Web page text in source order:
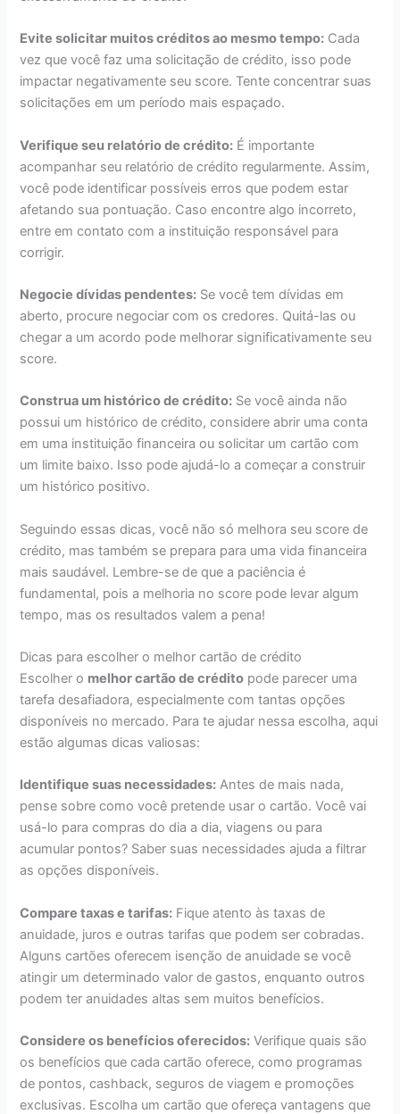
Evite solicitar muitos créditos ao mesmo tempo: Cada
vez que você faz uma solicitação de crédito, isso pode
impactar negativamente seu score. Tente concentrar suas
solicitações em um período mais espaçado.
Verifique seu relatório de crédito: É importante
acompanhar seu relatório de crédito regularmente. Assim,
você pode identificar possíveis erros que podem estar
afetando sua pontuação. Caso encontre algo incorreto,
entre em contato com a instituição responsável para
corrigir.
Negocie dívidas pendentes: Se você tem dívidas em
aberto, procure negociar com os credores. Quitá-las ou
chegar a um acordo pode melhorar significativamente seu
score.
Construa um histórico de crédito: Se você ainda não
possui um histórico de crédito, considere abrir uma conta
em uma instituição financeira ou solicitar um cartão com
um limite baixo. Isso pode ajudá-lo a começar a construir
um histórico positivo.
Seguindo essas dicas, você não só melhora seu score de
crédito, mas também se prepara para uma vida financeira
mais saudável. Lembre-se de que a paciência é
fundamental, pois a melhoria no score pode levar algum
tempo, mas os resultados valem a pena!
Dicas para escolher o melhor cartão de crédito
Escolher o melhor cartão de crédito pode parecer uma
tarefa desafiadora, especialmente com tantas opções
disponíveis no mercado. Para te ajudar nessa escolha, aqui
estão algumas dicas valiosas:
Identifique suas necessidades: Antes de mais nada,
pense sobre como você pretende usar o cartão. Você vai
usá-lo para compras do dia a dia, viagens ou para
acumular pontos? Saber suas necessidades ajuda a filtrar
as opções disponíveis.
Compare taxas e tarifas: Fique atento às taxas de
anuidade, juros e outras tarifas que podem ser cobradas.
Alguns cartões oferecem isenção de anuidade se você
atingir um determinado valor de gastos, enquanto outros
podem ter anuidades altas sem muitos benefícios.
Considere os benefícios oferecidos: Verifique quais são
os benefícios que cada cartão oferece, como programas
de pontos, cashback, seguros de viagem e promoções
exclusivas. Escolha um cartão que ofereça vantagens que